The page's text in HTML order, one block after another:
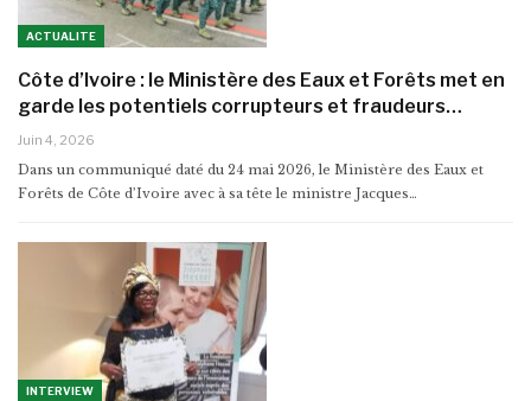
ACTUALITE
Côte d’Ivoire : le Ministère des Eaux et Forêts met en
garde les potentiels corrupteurs et fraudeurs…
Juin 4, 2026
Dans un communiqué daté du 24 mai 2026, le Ministère des Eaux et
Forêts de Côte d’Ivoire avec à sa tête le ministre Jacques…
INTERVIEW